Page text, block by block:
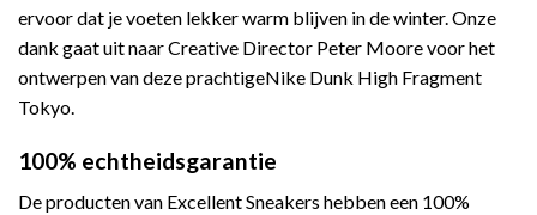
ervoor dat je voeten lekker warm blijven in de winter. Onze
dank gaat uit naar Creative Director Peter Moore voor het
ontwerpen van deze prachtigeNike Dunk High Fragment
Tokyo.
100% echtheidsgarantie
De producten van Excellent Sneakers hebben een 100%